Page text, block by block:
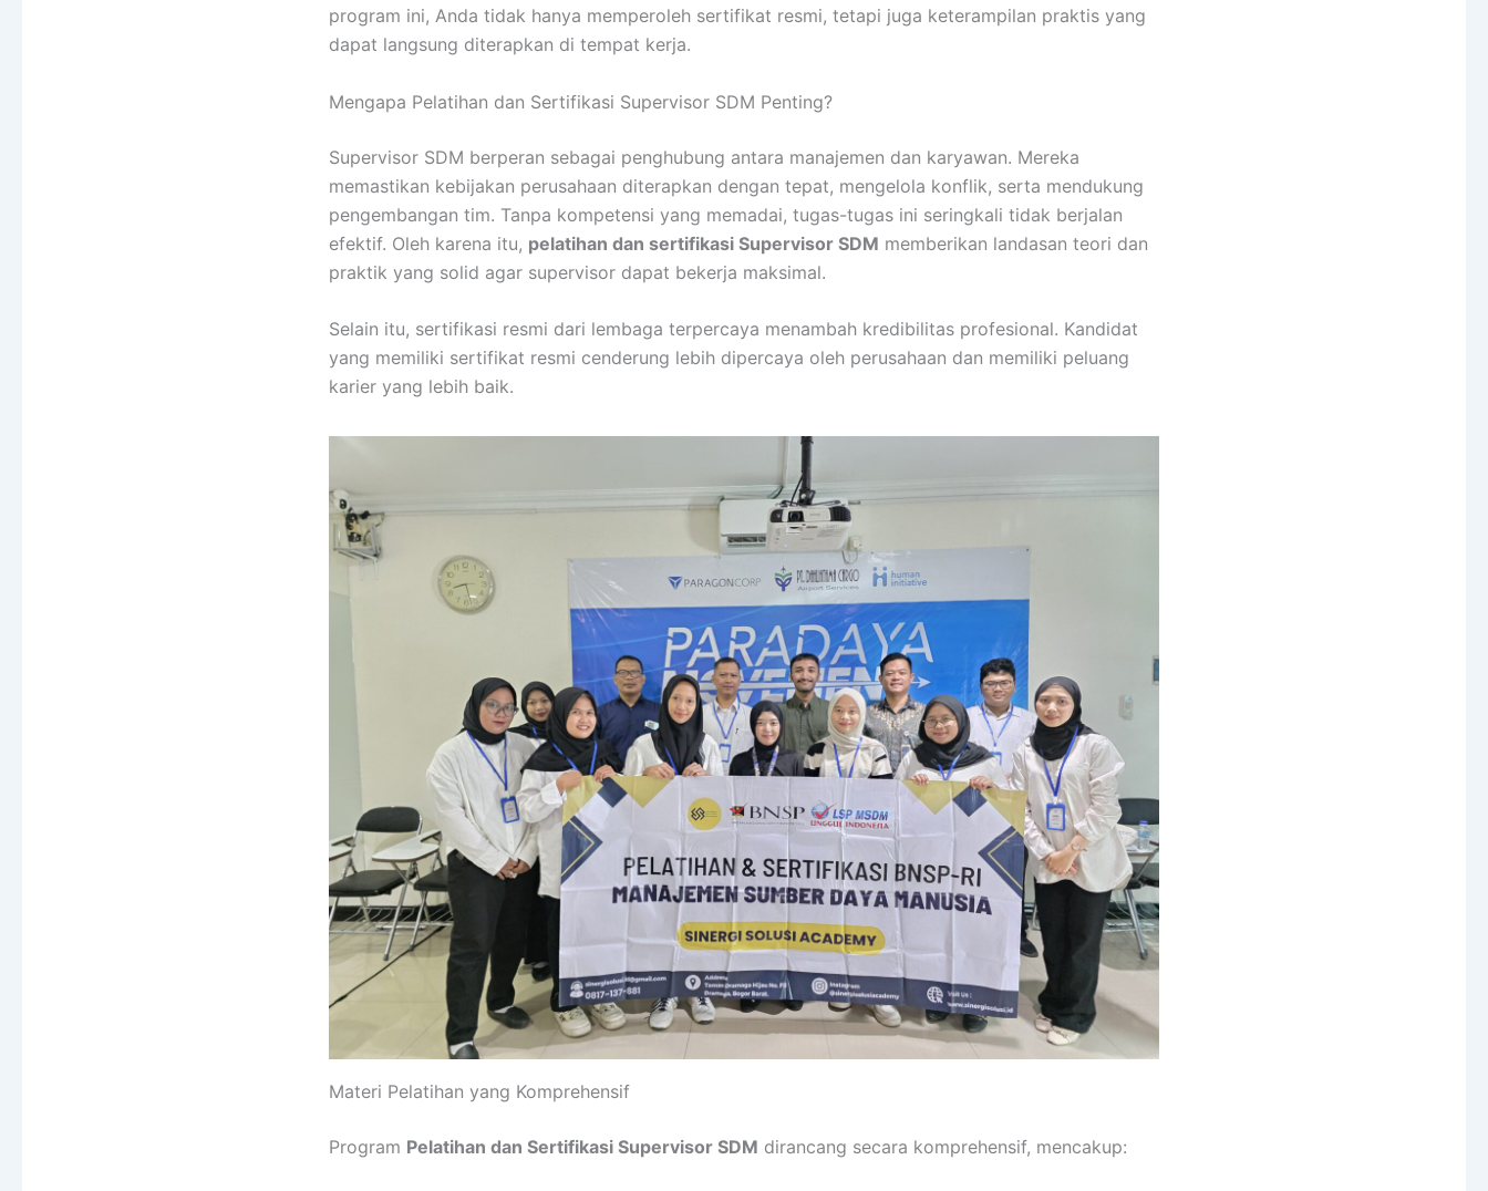
program ini, Anda tidak hanya memperoleh sertifikat resmi, tetapi juga keterampilan praktis yang
dapat langsung diterapkan di tempat kerja.
Mengapa Pelatihan dan Sertifikasi Supervisor SDM Penting?
Supervisor SDM berperan sebagai penghubung antara manajemen dan karyawan. Mereka
memastikan kebijakan perusahaan diterapkan dengan tepat, mengelola konflik, serta mendukung
pengembangan tim. Tanpa kompetensi yang memadai, tugas-tugas ini seringkali tidak berjalan
efektif. Oleh karena itu, pelatihan dan sertifikasi Supervisor SDM memberikan landasan teori dan
praktik yang solid agar supervisor dapat bekerja maksimal.
Selain itu, sertifikasi resmi dari lembaga terpercaya menambah kredibilitas profesional. Kandidat
yang memiliki sertifikat resmi cenderung lebih dipercaya oleh perusahaan dan memiliki peluang
karier yang lebih baik.
Materi Pelatihan yang Komprehensif
Program Pelatihan dan Sertifikasi Supervisor SDM dirancang secara komprehensif, mencakup: